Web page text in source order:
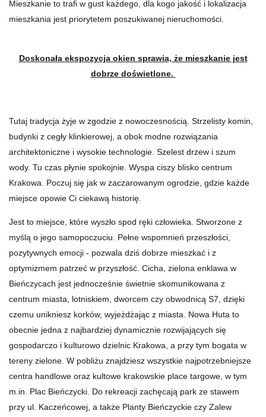
Mieszkanie to trafi w gust każdego, dla kogo jakość i lokalizacja
mieszkania jest priorytetem poszukiwanej nieruchomości.
Doskonała ekspozycja okien sprawia, że mieszkanie jest
dobrze doświetlone.
Tutaj tradycja żyje w zgodzie z nowoczesnością. Strzelisty komin,
budynki z cegły klinkierowej, a obok modne rozwiązania
architektoniczne i wysokie technologie. Szelest drzew i szum
wody. Tu czas płynie spokojnie. Wyspa ciszy blisko centrum
Krakowa. Poczuj się jak w zaczarowanym ogrodzie, gdzie każde
miejsce opowie Ci ciekawą historię.
Jest to miejsce, które wyszło spod ręki człowieka. Stworzone z
myślą o jego samopoczuciu. Pełne wspomnień przeszłości,
pozytywnych emocji - pozwala dziś dobrze mieszkać i z
optymizmem patrzeć w przyszłość. Cicha, zielona enklawa w
Bieńczycach jest jednocześnie świetnie skomunikowana z
centrum miasta, lotniskiem, dworcem czy obwodnicą S7, dzięki
czemu unikniesz korków, wyjeżdżając z miasta. Nowa Huta to
obecnie jedna z najbardziej dynamicznie rozwijających się
gospodarczo i kulturowo dzielnic Krakowa, a przy tym bogata w
tereny zielone. W pobliżu znajdziesz wszystkie najpotrzebniejsze
centra handlowe oraz kultowe krakowskie place targowe, w tym
m.in. Plac Bieńczycki. Do rekreacji zachęcają park ze stawem
przy ul. Kaczeńcowej, a także Planty Bieńczyckie czy Zalew